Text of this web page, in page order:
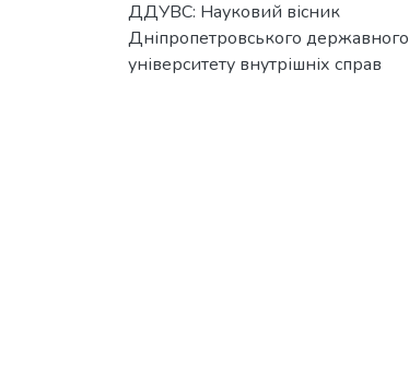
ДДУВС: Науковий вісник
Дніпропетровського державного
університету внутрішніх справ